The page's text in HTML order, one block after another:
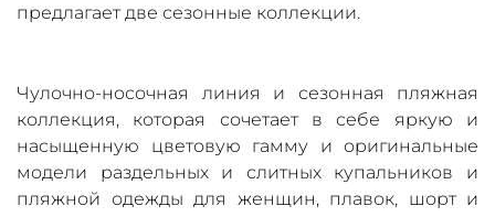
предлагает две сезонные коллекции.
Чулочно-носочная линия и сезонная пляжная
коллекция, которая сочетает в себе яркую и
насыщенную цветовую гамму и оригинальные
модели раздельных и слитных купальников и
пляжной одежды для женщин, плавок, шорт и